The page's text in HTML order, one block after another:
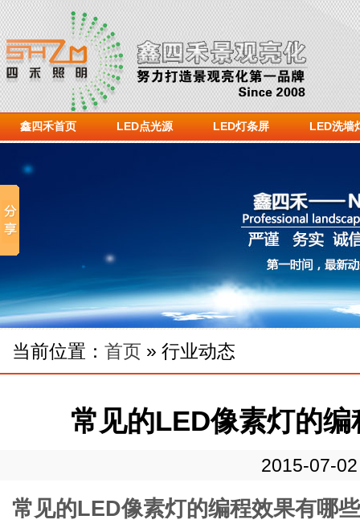
鑫四禾首页 LED点光源 LED灯条屏 LED洗墙
当前位置： 首页 » 行业动态
常见的LED像素灯的
2015-07-02
常见的LED像素灯的编程效果有哪